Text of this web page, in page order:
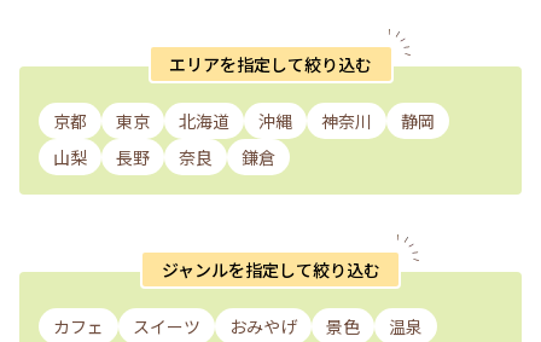
エリアを指定して絞り込む
京都 東京 北海道 沖縄 神奈川
静岡
山梨
長野 奈良 鎌倉
ジャンルを指定して絞り込む
カフェ スイーツ おみやげ 景色
温泉